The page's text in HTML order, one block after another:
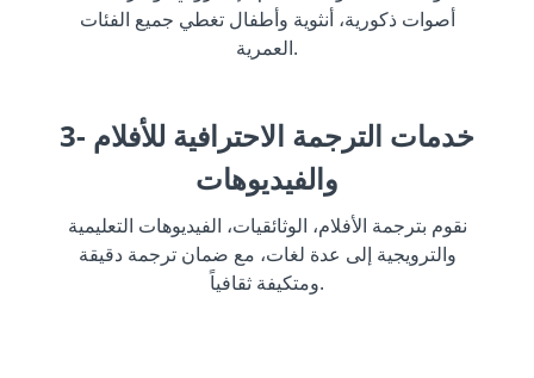
أصوات ذكورية، أنثوية وأطفال تغطي جميع الفئات
العمرية.
3- خدمات الترجمة الاحترافية للأفلام
والفيديوهات
نقوم بترجمة الأفلام، الوثائقيات، الفيديوهات التعليمية
والترويجية إلى عدة لغات، مع ضمان ترجمة دقيقة
ومتكيفة ثقافياً.